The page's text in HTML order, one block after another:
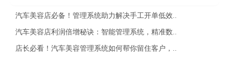
汽车美容店必备！管理系统助力解决手工开单低效..
汽车美容店利润倍增秘诀：智能管理系统，精准数..
店长必看！汽车美容管理系统如何帮你留住客户，..